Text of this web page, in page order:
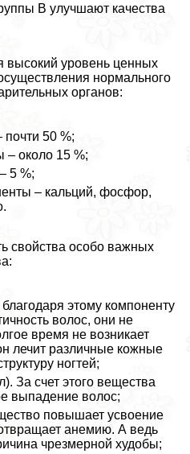
В улучшают качества
высокий уровень ценных
нормального
органов:
50 %;
– около 15 %;
5 %;
– кальций, фосфор,
свойства особо важных
этому компоненту
волос, они не
время не возникает
лечит различные кожные
ногтей;
За счет этого вещества
выпадение волос;
повышает усвоение
анемию. А ведь
чрезмерной худобы;